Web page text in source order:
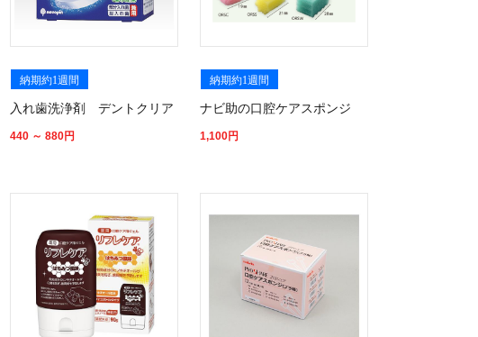
納期約1週間
入れ歯洗浄剤 デントクリア
440 ～ 880円
納期約1週間
ナビ助の口腔ケアスポンジ
1,100円